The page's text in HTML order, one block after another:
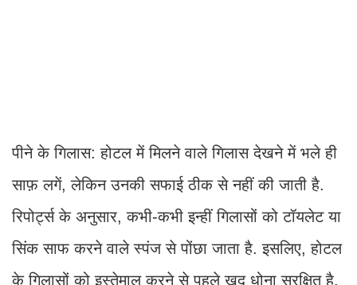
पीने के गिलास: होटल में मिलने वाले गिलास देखने में भले ही
साफ़ लगें, लेकिन उनकी सफाई ठीक से नहीं की जाती है.
रिपोर्ट्स के अनुसार, कभी-कभी इन्हीं गिलासों को टॉयलेट या
सिंक साफ करने वाले स्पंज से पोंछा जाता है. इसलिए, होटल
के गिलासों को इस्तेमाल करने से पहले खुद धोना सुरक्षित है.